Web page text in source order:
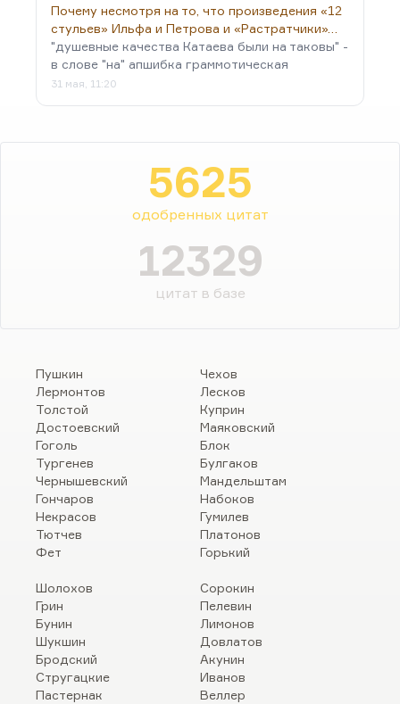
Почему несмотря на то, что произведения «12
стульев» Ильфа и Петрова и «Растратчики»…
"душевные качества Катаева были на таковы" -
в слове "на" апшибка граммотическая
31 мая, 11:20
5625
одобренных цитат
12329
цитат в базе
Пушкин
Лермонтов
Толстой
Достоевский
Гоголь
Тургенев
Чернышевский
Гончаров
Некрасов
Тютчев
Фет
Чехов
Лесков
Куприн
Маяковский
Блок
Булгаков
Мандельштам
Набоков
Гумилев
Платонов
Горький
Шолохов
Грин
Бунин
Шукшин
Бродский
Стругацкие
Пастернак
Сорокин
Пелевин
Лимонов
Довлатов
Акунин
Иванов
Веллер